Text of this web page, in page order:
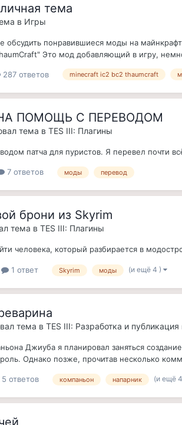
тема
в Игры
обсудить понравившиеся моды на
Это мод добавляющий в игру,
287 ответов minecraft ic2 bc2 thaumcraft
ПОМОЩЬ С ПЕРЕВОДОМ
тема в TES III: Плагины
патча для пуристов. Я перевел почти
7 ответов моды перевод
брони из Skyrim
тема в TES III: Плагины
человека, который разбирается в
1 ответ Skyrim моды (и ещё 4 )
тема в TES III: Разработка и публикация
Джиуба я планировал заняться
Однако позже, прочитав несколько
5 ответов компаньон напарник (и ещё